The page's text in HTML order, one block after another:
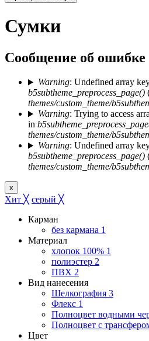
Сумки
Сообщение об ошибке
Warning: Undefined array
b5subtheme_preprocess_page()
themes/custom_theme/
Warning: Trying to access
in
themes/custom_theme/
Warning: Undefined array
b5subtheme_preprocess_page()
themes/custom_theme/
x
Хит ╳ серый ╳
Карман
без кармана 1
Материал
хлопок 100% 1
полиэстер 2
ПВХ 2
Вид нанесения
Шелкография 3
Флекс 1
Полноцвет водными
Полноцвет с
Цвет